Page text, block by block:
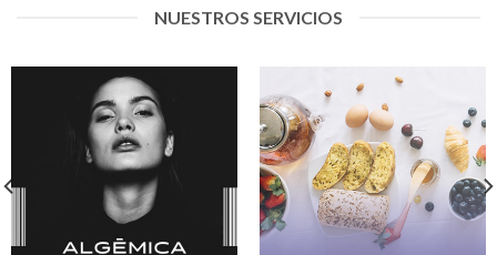
NUESTROS SERVICIOS